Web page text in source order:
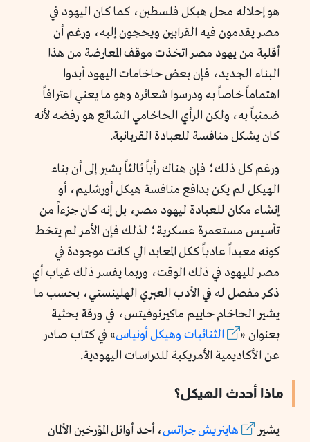
هو إحلاله محل هيكل فلسطين، كما كان اليهود في
مصر يقدمون فيه القرابين ويحجون إليه، ورغم أن
أقلية من يهود مصر اتخذت موقف المعارضة من هذا
البناء الجديد، فإن بعض حاخامات اليهود أبدوا
اهتماماً خاصاً به ودرسوا شعائره وهو ما يعني اعترافاً
ضمنياً به، ولكن الرأي الحاخامي الشائع هو رفضه لأنه
كان يشكل منافسة للعبادة القربانية.
ورغم كل ذلك؛ فإن هناك رأياً ثالثاً يشير إلى أن بناء
الهيكل لم يكن بدافع منافسة هيكل أورشليم، أو
إنشاء مكان للعبادة ليهود مصر، بل إنه كان جزءاً من
تأسيس مستعمرة عسكرية؛ لذلك فإن الأمر لم يتخط
كونه معبداً عادياً ككل المعابد الي كانت موجودة في
مصر لليهود في ذلك الوقت، وربما يفسر ذلك غياب أي
ذكر مفصل له في الأدب العبري الهلينستي، بحسب ما
يشير الحاخام حاييم ماكيرنوفيتس، في ورقة بحثية
بعنوان «
الثنائيات وهيكل أونياس» في كتاب صادر
عن الأكاديمية الأمريكية للدراسات اليهودية.
ماذا أحدث الهيكل؟
يشير هاينريش جراتس، أحد أوائل المؤرخين الألمان